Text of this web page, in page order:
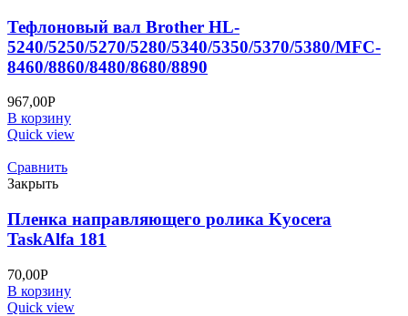
Тефлоновый вал Brother HL-
5240/5250/5270/5280/5340/5350/5370/5380/MFC-
8460/8860/8480/8680/8890
967,00Р
В корзину
Quick view
Сравнить
Закрыть
Пленка направляющего ролика Kyocera
TaskAlfa 181
70,00Р
В корзину
Quick view